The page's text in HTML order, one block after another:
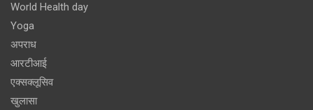
World Health day
Yoga
अपराध
आरटीआई
एक्सक्लूसिव
खुलासा